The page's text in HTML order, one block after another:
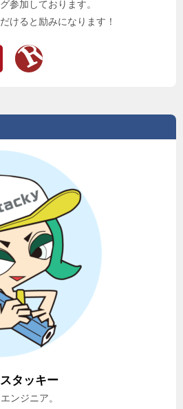
参加しております。
けると励みになります！
スタッキー
ンジニア。